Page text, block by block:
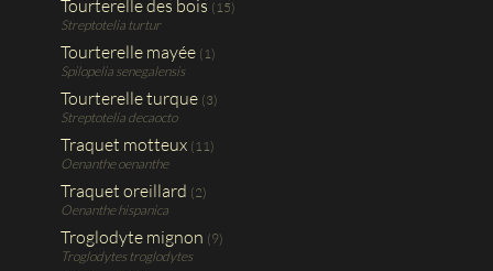
Tourterelle des bois (15)
Streptotelia turtur
Tourterelle mayée (1)
Spilopelia senegalensis
Tourterelle turque (3)
Streptotelia decaocto
Traquet motteux (11)
Oenanthe oenanthe
Traquet oreillard (2)
Oenanthe hispanica
Troglodyte mignon (9)
Troglodytes troglodytes